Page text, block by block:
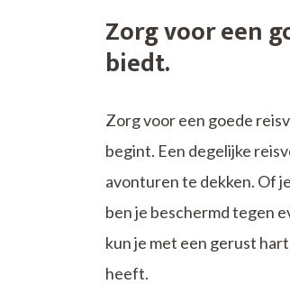
Zorg voor een
biedt.
Zorg voor een goede
begint. Een degelijke
avonturen te dekken. Of
ben je beschermd tegen
kun je met een gerust
heeft.